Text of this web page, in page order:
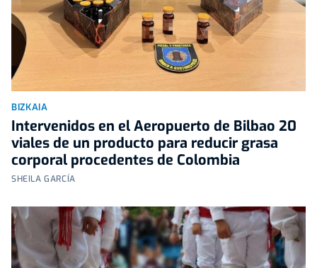
BIZKAIA
Intervenidos en el Aeropuerto de Bilbao 20
viales de un producto para reducir grasa
corporal procedentes de Colombia
SHEILA GARCÍA